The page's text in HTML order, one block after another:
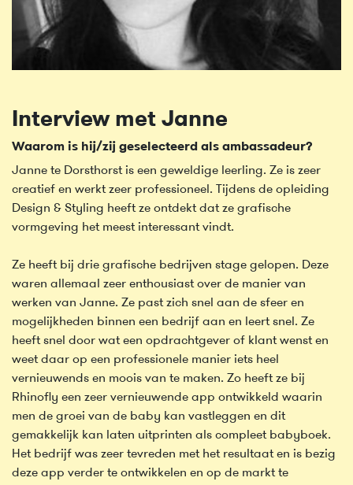
Interview met Janne
Waarom is hij/zij geselecteerd als ambassadeur?
Janne te Dorsthorst is een geweldige leerling. Ze is zeer
creatief en werkt zeer professioneel. Tijdens de opleiding
Design & Styling heeft ze ontdekt dat ze grafische
vormgeving het meest interessant vindt.
Ze heeft bij drie grafische bedrijven stage gelopen. Deze
waren allemaal zeer enthousiast over de manier van
werken van Janne. Ze past zich snel aan de sfeer en
mogelijkheden binnen een bedrijf aan en leert snel. Ze
heeft snel door wat een opdrachtgever of klant wenst en
weet daar op een professionele manier iets heel
vernieuwends en moois van te maken. Zo heeft ze bij
Rhinofly een zeer vernieuwende app ontwikkeld waarin
men de groei van de baby kan vastleggen en dit
gemakkelijk kan laten uitprinten als compleet babyboek.
Het bedrijf was zeer tevreden met het resultaat en is bezig
deze app verder te ontwikkelen en op de markt te